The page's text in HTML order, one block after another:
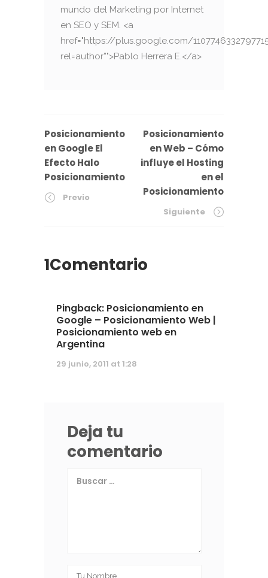
mundo del Marketing por Internet
en SEO y SEM. <a
href="https://plus.google.com/
rel=author”">Pablo Herrera E.</a>
Posicionamiento
en Google El
Efecto Halo
Posicionamiento
Previo
Posicionamiento
en Web – Cómo
influye el Hosting
en el
Posicionamiento
Siguiente
1Comentario
Pingback: Posicionamiento en
Google – Posicionamiento Web |
Posicionamiento web en
Argentina
29 junio, 2011 at 1:28
Deja tu
comentario